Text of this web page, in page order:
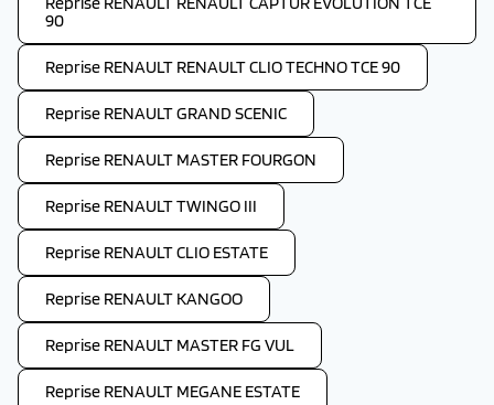
90
Reprise RENAULT RENAULT CLIO TECHNO TCE 90
Reprise RENAULT GRAND SCENIC
Reprise RENAULT MASTER FOURGON
Reprise RENAULT TWINGO III
Reprise RENAULT CLIO ESTATE
Reprise RENAULT KANGOO
Reprise RENAULT MASTER FG VUL
Reprise RENAULT MEGANE ESTATE